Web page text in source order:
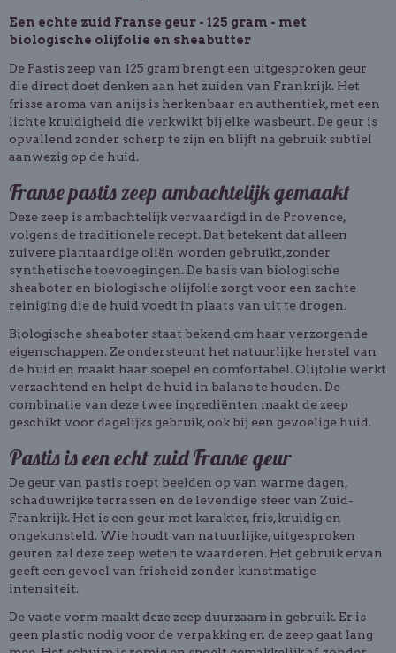
Een echte zuid Franse geur - 125 gram - met
biologische olijfolie en sheabutter
De Pastis zeep van 125 gram brengt een uitgesproken geur
die direct doet denken aan het zuiden van Frankrijk. Het
frisse aroma van anijs is herkenbaar en authentiek, met een
lichte kruidigheid die verkwikt bij elke wasbeurt. De geur is
opvallend zonder scherp te zijn en blijft na gebruik subtiel
aanwezig op de huid.
Franse pastis zeep ambachtelijk gemaakt
Deze zeep is ambachtelijk vervaardigd in de Provence,
volgens de traditionele recept. Dat betekent dat alleen
zuivere plantaardige oliën worden gebruikt, zonder
synthetische toevoegingen. De basis van biologische
sheaboter en biologische olijfolie zorgt voor een zachte
reiniging die de huid voedt in plaats van uit te drogen.
Biologische sheaboter staat bekend om haar verzorgende
eigenschappen. Ze ondersteunt het natuurlijke herstel van
de huid en maakt haar soepel en comfortabel. Olijfolie werkt
verzachtend en helpt de huid in balans te houden. De
combinatie van deze twee ingrediënten maakt de zeep
geschikt voor dagelijks gebruik, ook bij een gevoelige huid.
Pastis is een echt zuid Franse geur
De geur van pastis roept beelden op van warme dagen,
schaduwrijke terrassen en de levendige sfeer van Zuid-
Frankrijk. Het is een geur met karakter, fris, kruidig en
ongekunsteld. Wie houdt van natuurlijke, uitgesproken
geuren zal deze zeep weten te waarderen. Het gebruik ervan
geeft een gevoel van frisheid zonder kunstmatige
intensiteit.
De vaste vorm maakt deze zeep duurzaam in gebruik. Er is
geen plastic nodig voor de verpakking en de zeep gaat lang